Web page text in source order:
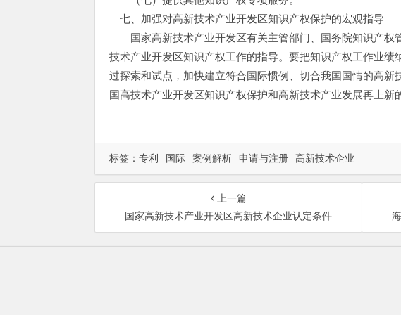
七、加强对高新技术产业开发区知识产权保护的宏观指导
国家高新技术产业开发区有关主管部门、国务院知识产权
技术产业开发区知识产权工作的指导。要把知识产权工作业绩
过探索和试点，加快建立符合国际惯例、切合我国国情的高
国高技术产业开发区知识产权保护和高新技术产业发展再上新
标签：专利 国际 案例解析 申请与注册 高新技术企业
上一篇
国家高新技术产业开发区高新技术企业认定条件